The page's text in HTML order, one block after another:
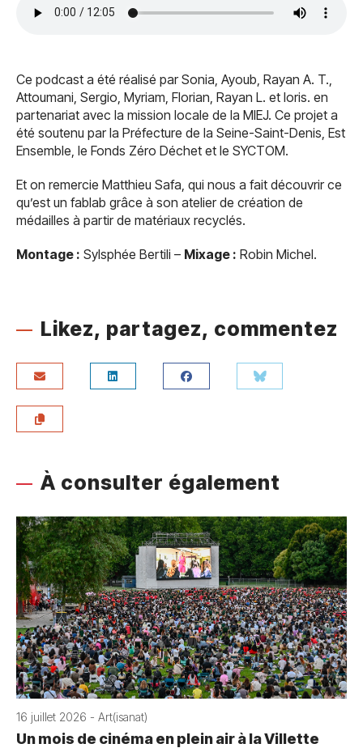
Ce podcast a été réalisé par Sonia, Ayoub, Rayan A. T.,
Attoumani, Sergio, Myriam, Florian, Rayan L. et Ioris. en
partenariat avec la mission locale de la MIEJ. Ce projet a
été soutenu par la Préfecture de la Seine-Saint-Denis, Est
Ensemble, le Fonds Zéro Déchet et le SYCTOM.
Et on remercie Matthieu Safa, qui nous a fait découvrir ce
qu’est un fablab grâce à son atelier de création de
médailles à partir de matériaux recyclés.
Montage : Sylsphée Bertili – Mixage : Robin Michel.
Likez, partagez, commentez
À consulter également
16 juillet 2026 - Art(isanat)
Un mois de cinéma en plein air à la Villette